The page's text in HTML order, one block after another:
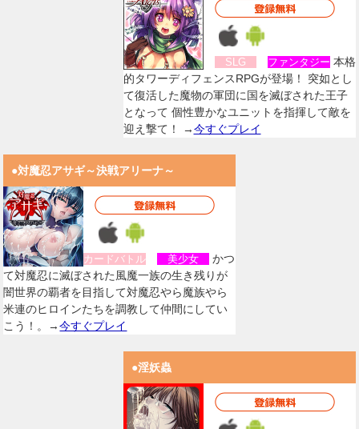
SLG ファンタジー 本格
的タワーディフェンスRPGが登場！ 突如とし
て復活した魔物の軍団に国を滅ぼされた王子
となって 個性豊かなユニットを指揮して敵を
迎え撃て！ →今すぐプレイ
●対魔忍アサギ～決戦アリーナ～
カードバトル 美少女
かつ
て対魔忍に滅ぼされた風魔一族の生き残りが
闇世界の覇者を目指して対魔忍やら魔族やら
米連のヒロインたちを調教して仲間にしてい
こう！。→今すぐプレイ
●淫妖蟲